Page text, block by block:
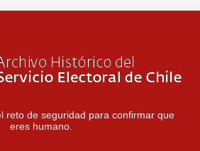
reto de seguridad para confirmar que
eres humano.